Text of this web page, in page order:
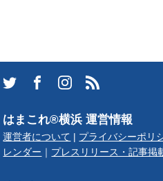
はまこれ®横浜 運営情報
運営者について プライバシーポリ
レンダー
プレスリリース・記事掲